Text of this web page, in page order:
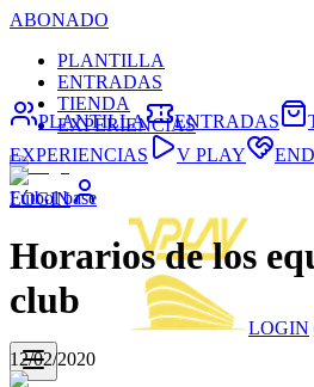
ABONADO
PLANTILLA
ENTRADAS
TIENDA
EXPERIENCIAS
LOGIN
LOGIN
PLANTILLA ENTRADAS
EXPERIENCIAS
V PLAY
Fútbol base
Horarios de los
club
12/02/2020